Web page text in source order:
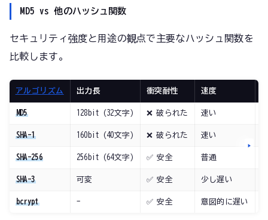
MD5 vs 他のハッシュ関数
セキュリティ強度と用途の観点で主要なハッシュ関数を
比較します。
アルゴリズム 出力長 衝突耐性 速度
MD5 128bit (32文字) ❌ 破られた 速い
SHA-1 160bit (40文字) ❌ 破られた 速い
SHA-256 256bit (64文字) ✅ 安全 普通
SHA-3 可変 ✅ 安全 少し遅い
bcrypt - ✅ 安全 意図的に遅い